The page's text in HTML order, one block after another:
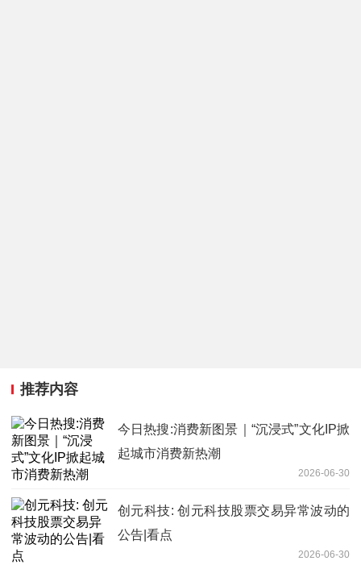
推荐内容
今日热搜:消费新图景｜“沉浸式”文化IP掀
起城市消费新热潮
2026-06-30
创元科技: 创元科技股票交易异常波动的
公告|看点
2026-06-30